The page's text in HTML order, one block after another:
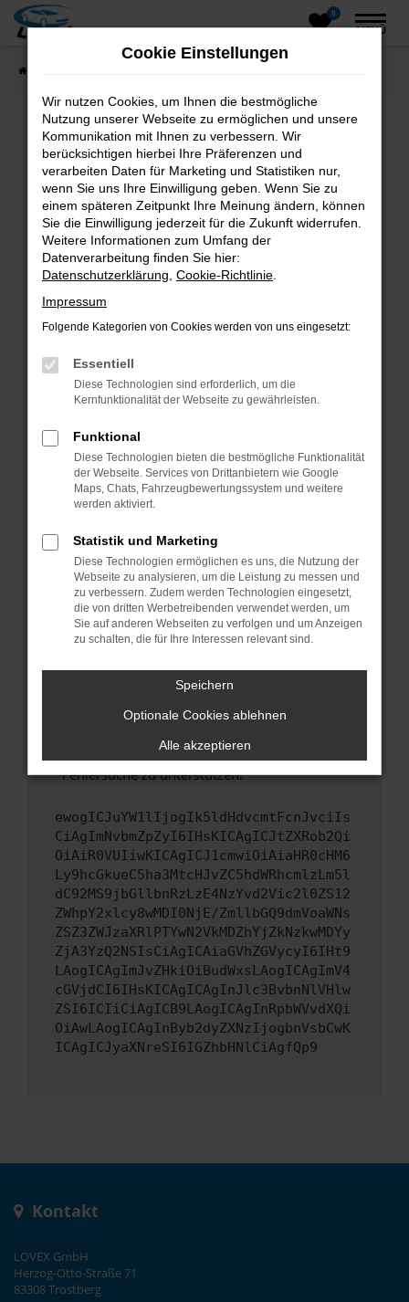
Zum
0
MENÜ
Fehler: Network Error
Beim Laden ist ein Fehler aufgetreten.
Hier sind ein paar Tipps, die dir helfen können:
Überprüfe deine Firewall und deine
Internetverbindung.
Laden andere Webseiten, zum Beispiel deine
Suchmaschine?
Prüfe deine Browsererweiterungen.
können das Laden bestimmter Seiten
verhindern. Funktioniert die Seite in einem
Fenster?
Starte dein Gerät neu.
Das kann manchmal helfen, vorübergehende
Probleme zu beheben.
Betriebssystem auf dem neuesten Stand
sind.
Veraltete Software birgt nicht nur ein
Sicherheitsrisiko, sondern kann auch dazu
führen, dass bestimmte Funktionen nicht mehr
unterstützt werden.
Wende dich an den Webseitenbetreiber.
Wenn du alle oben genannten Schritte versucht
hast, kontaktiere uns bitte. Wir werden
uns diesen Text schicken, um uns bei der
Fehlersuche zu unterstützen:
ewogICJuYW1lIjogIk5ldHdvcmtFcnJvciIs
CiAgImNvbmZpZyI6IHsKICAgICJtZXRob2Qi
OiAiR0VUIiwKICAgICJ1cmwiOiAiaHR0cHM6
Ly9hcGkueC5ha3MtcHJvZC5hdWRhcmlzLm5l
dC92MS9jbGllbnRzLzE4NzYvd2Vic2l0ZS12
ZWhpY2xlcy8wMDI0NjE/ZmllbGQ9dmVoaWNs
ZSZ3ZWJzaXRlPTYwN2VkMDZhYjZkNzkwMDYy
ZjA3YzQ2NSIsCiAgICAiaGVhZGVycyI6IHt9
LAogICAgImJvZHkiOiBudWxsLAogICAgImV4
cGVjdCI6IHsKICAgICAgInJlc3BvbnNlVHlw
ZSI6ICIiCiAgICB9LAogICAgInRpbWVvdXQi
OiAwLAogICAgInByb2dyZXNzIjogbnVsbCwK
ICAgICJyaXNreSI6IGZhbHNlCiAgfQp9
Kontakt
LOVEX GmbH
Herzog-Otto-Straße 71
83308 Trostberg
Cookie Einstellungen
Wir nutzen Cookies, um Ihnen die bestmögliche
Nutzung unserer Webseite zu ermöglichen und unsere
Kommunikation mit Ihnen zu verbessern. Wir
berücksichtigen hierbei Ihre Präferenzen und
verarbeiten Daten für Marketing und Statistiken nur,
wenn Sie uns Ihre Einwilligung geben. Wenn Sie zu
einem späteren Zeitpunkt Ihre Meinung ändern, können
Sie die Einwilligung jederzeit für die Zukunft widerrufen.
Weitere Informationen zum Umfang der
Datenverarbeitung finden Sie hier:
Datenschutzerklärung Cookie-Richtlinie
Impressum
Folgende Kategorien von Cookies werden von uns eingesetzt:
Essentiell
Diese Technologien sind erforderlich, um die
Kernfunktionalität der Webseite zu gewährleisten.
Funktional
Diese Technologien bieten die bestmögliche Funktionalität
der Webseite. Services von Drittanbietern wie Google
Maps, Chats, Fahrzeugbewertungssystem und weitere
werden aktiviert.
Statistik und Marketing
Diese Technologien ermöglichen es uns, die Nutzung der
Webseite zu analysieren, um die Leistung zu messen und
zu verbessern. Zudem werden Technologien eingesetzt,
die von dritten Werbetreibenden verwendet werden, um
Sie auf anderen Webseiten zu verfolgen und um Anzeigen
zu schalten, die für Ihre Interessen relevant sind.
Speichern
Optionale Cookies ablehnen
Alle akzeptieren